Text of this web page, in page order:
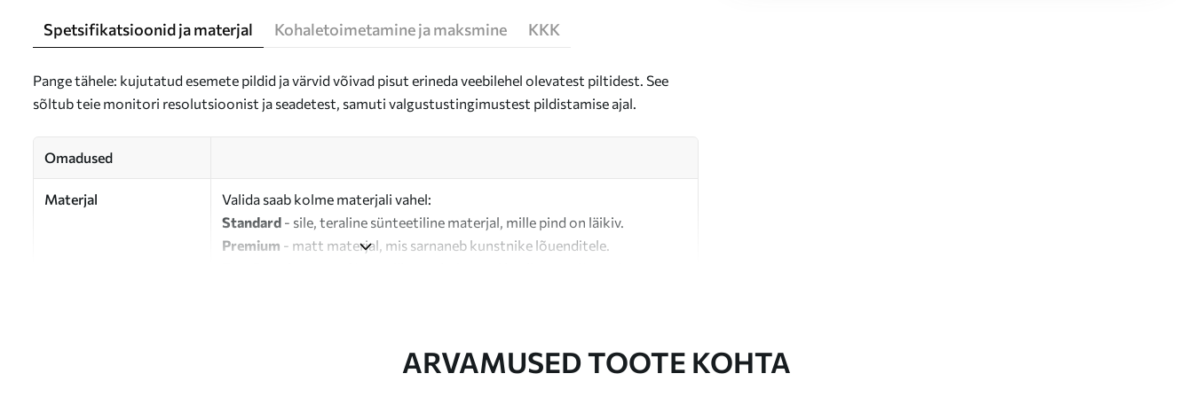
Spetsifikatsioonid ja materjal Kohaletoimetamine ja maksmine KKK
Pange tähele: kujutatud esemete pildid ja värvid võivad pisut erineda veebilehel olevatest piltidest. See
sõltub teie monitori resolutsioonist ja seadetest, samuti valgustustingimustest pildistamise ajal.
Omadused
Materjal
Valida saab kolme materjali vahel:
Standard - sile, teraline sünteetiline materjal, mille pind on läikiv.
Premium - matt materjal, mis sarnaneb kunstnike lõuenditele.
ARVAMUSED TOOTE KOHTA